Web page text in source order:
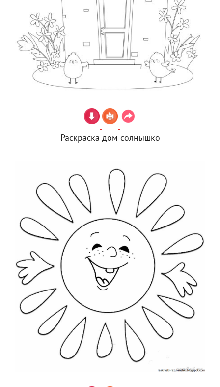
Раскраска дом солнышко